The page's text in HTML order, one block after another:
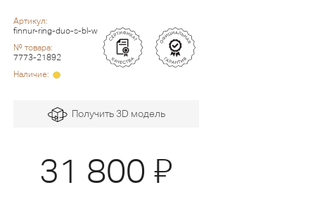
Артикул:
finnur-ring-duo-s-bl-w
№ товара:
7773-21892
Наличие:
Получить 3D модель
31 800 Я